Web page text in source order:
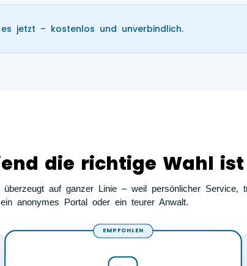
es jetzt – kostenlos und unverbindlich.
die richtige Wahl ist
auf ganzer Linie – weil persönlicher Service,
anonymes Portal oder ein teurer Anwalt.
EMPFOHLEN